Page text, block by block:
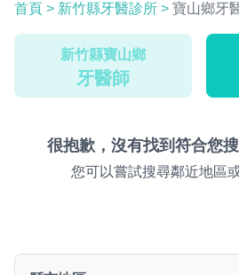
首頁 > 新竹縣牙醫診所 > 寶山鄉牙
新竹縣寶山鄉
牙醫師
很抱歉，沒有找到符合您搜
您可以嘗試搜尋鄰近地區